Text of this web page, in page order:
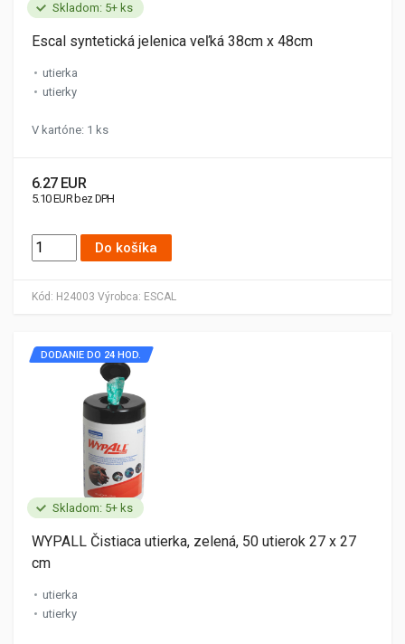
Skladom: 5+ ks
Kód: H24003 Výrobca: ESCAL
Escal syntetická jelenica veľká 38cm x 48cm
utierka
utierky
V kartóne: 1 ks
6.27 EUR
5.10 EUR bez DPH
Do košíka
Skladom: 5+ ks
DODANIE DO 24 HOD.
WYPALL Čistiaca utierka, zelená, 50 utierok 27 x 27
cm
utierka
utierky